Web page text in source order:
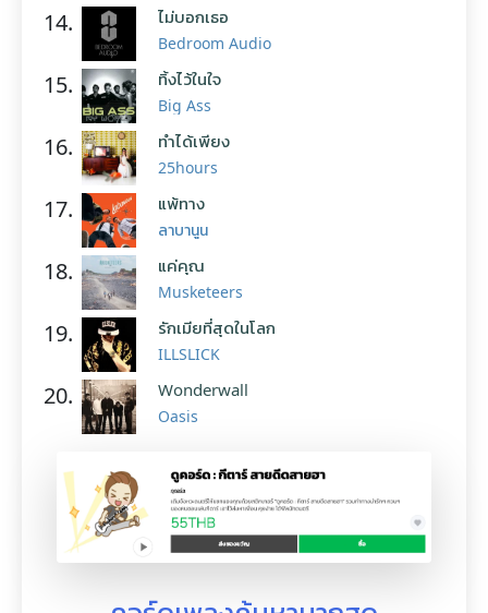
14. ไม่บอกเธอ
Bedroom Audio
15. ทิ้งไว้ในใจ
Big Ass
16. ทำได้เพียง
25hours
17. แพ้ทาง
ลาบานูน
18. แค่คุณ
Musketeers
19. รักเมียที่สุดในโลก
ILLSLICK
20. Wonderwall
Oasis